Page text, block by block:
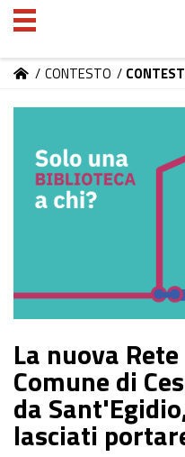
/ CONTESTO /
La nuova
Comune di
da
lasciati